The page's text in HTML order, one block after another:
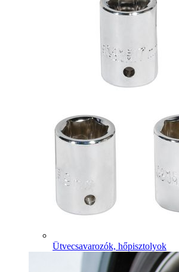
Ütvecsavarozók, hőpisztolyok